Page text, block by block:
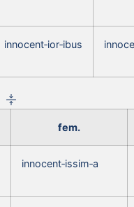
innocent‑ior‑ibus
fem.
innocent‑issim‑a